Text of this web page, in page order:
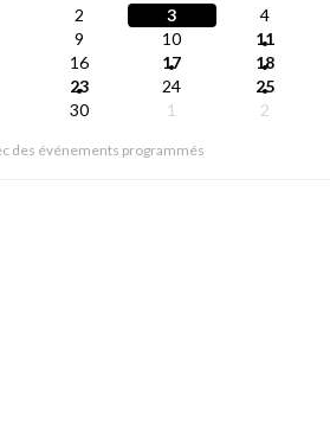
2 3 4
9 10 11
16 17 18
23 24 25
30 1 2
des événements programmés